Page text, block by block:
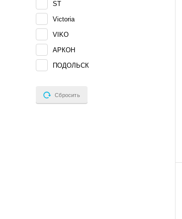
ST
Victoria
VIKO
АРКОН
ПОДОЛЬСК
Сбросить